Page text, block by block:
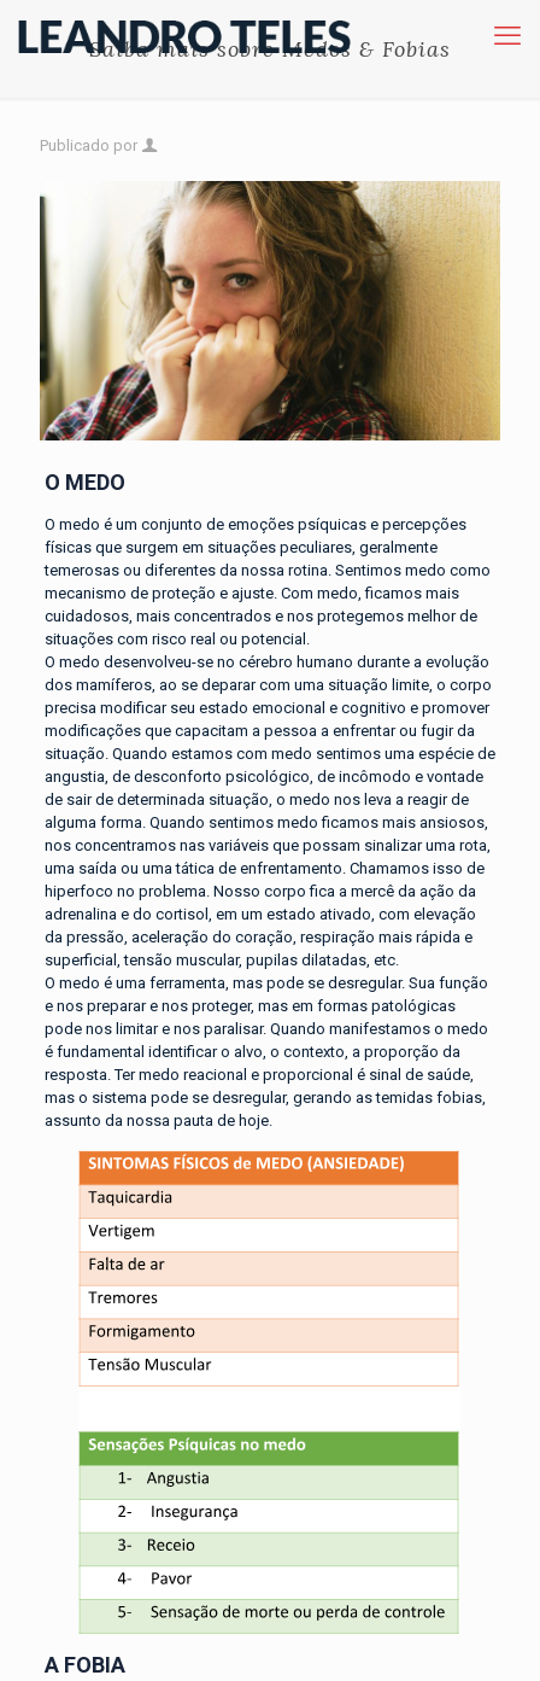
Saiba mais sobre Medos & Fobias
Publicado por
O MEDO
O medo é um conjunto de emoções psíquicas e percepções
físicas que surgem em situações peculiares, geralmente
temerosas ou diferentes da nossa rotina. Sentimos medo como
mecanismo de proteção e ajuste. Com medo, ficamos mais
cuidadosos, mais concentrados e nos protegemos melhor de
situações com risco real ou potencial.
O medo desenvolveu-se no cérebro humano durante a evolução
dos mamíferos, ao se deparar com uma situação limite, o corpo
precisa modificar seu estado emocional e cognitivo e promover
modificações que capacitam a pessoa a enfrentar ou fugir da
situação. Quando estamos com medo sentimos uma espécie de
angustia, de desconforto psicológico, de incômodo e vontade
de sair de determinada situação, o medo nos leva a reagir de
alguma forma. Quando sentimos medo ficamos mais ansiosos,
nos concentramos nas variáveis que possam sinalizar uma rota,
uma saída ou uma tática de enfrentamento. Chamamos isso de
hiperfoco no problema. Nosso corpo fica a mercê da ação da
adrenalina e do cortisol, em um estado ativado, com elevação
da pressão, aceleração do coração, respiração mais rápida e
superficial, tensão muscular, pupilas dilatadas, etc.
O medo é uma ferramenta, mas pode se desregular. Sua função
e nos preparar e nos proteger, mas em formas patológicas
pode nos limitar e nos paralisar. Quando manifestamos o medo
é fundamental identificar o alvo, o contexto, a proporção da
resposta. Ter medo reacional e proporcional é sinal de saúde,
mas o sistema pode se desregular, gerando as temidas fobias,
assunto da nossa pauta de hoje.
A FOBIA